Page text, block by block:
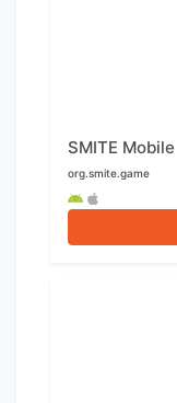
SMITE Mobile
org.smite.game